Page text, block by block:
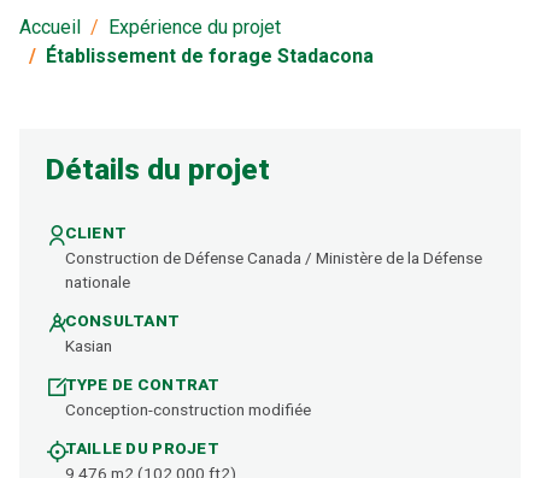
forage Stadacona
Accueil
Expérience du projet
Établissement de forage Stadacona
Détails du projet
CLIENT
Construction de Défense Canada / Ministère de la Défense
nationale
CONSULTANT
Kasian
TYPE DE CONTRAT
Conception-construction modifiée
TAILLE DU PROJET
9 476 m2 (102 000 ft2)